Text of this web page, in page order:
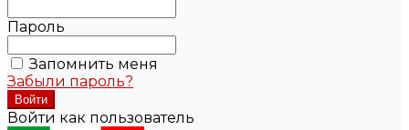
Пароль
Запомнить меня
Забыли пароль?
Войти как пользователь